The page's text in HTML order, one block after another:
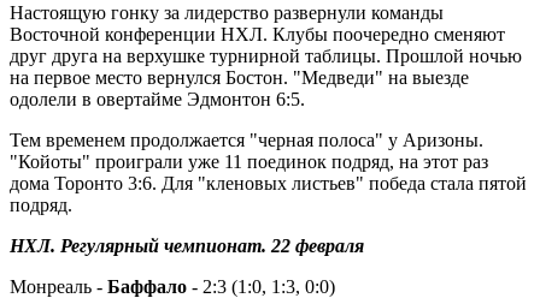
Настоящую гонку за лидерство развернули команды
Восточной конференции НХЛ. Клубы поочередно сменяют
друг друга на верхушке турнирной таблицы. Прошлой ночью
на первое место вернулся Бостон. "Медведи" на выезде
одолели в овертайме Эдмонтон 6:5.
Тем временем продолжается "черная полоса" у Аризоны.
"Койоты" проиграли уже 11 поединок подряд, на этот раз
дома Торонто 3:6. Для "кленовых листьев" победа стала пятой
подряд.
НХЛ. Регулярный чемпионат. 22 февраля
Монреаль - Баффало - 2:3 (1:0, 1:3, 0:0)